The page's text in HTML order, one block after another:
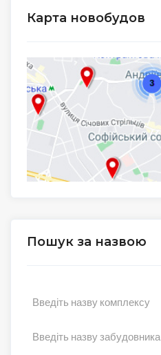
Карта новобудов
Пошук за назвою
Введіть назву комплексу
Введіть назву забудовника